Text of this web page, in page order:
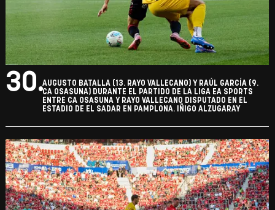
30.AUGUSTO BATALLA (13. RAYO VALLECANO) Y RAÚL GARCÍA (9.
CA OSASUNA) DURANTE EL PARTIDO DE LA LIGA EA SPORTS
ENTRE CA OSASUNA Y RAYO VALLECANO DISPUTADO EN EL
ESTADIO DE EL SADAR EN PAMPLONA. IÑIGO ALZUGARAY